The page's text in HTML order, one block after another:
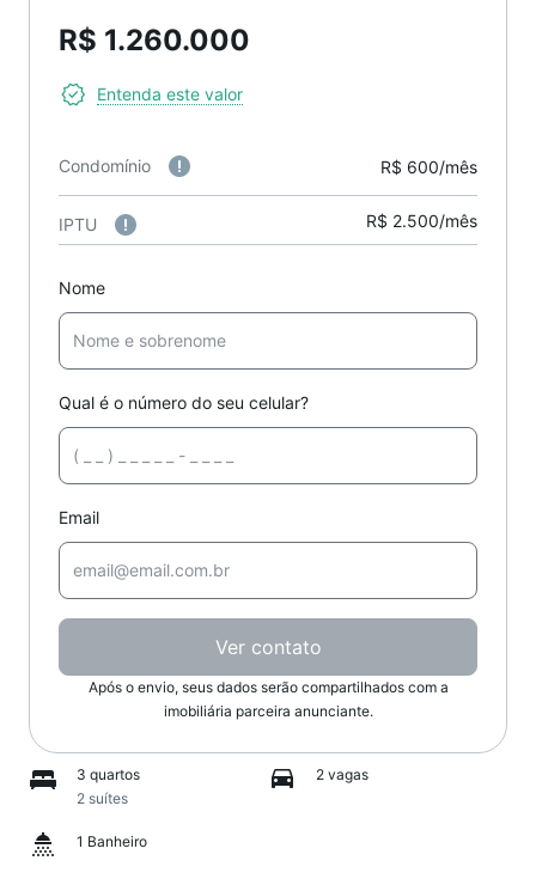
R$ 1.260.000
Entenda este valor
Condomínio R$ 600/mês
IPTU R$ 2.500/mês
Nome
Qual é o número do seu celular?
Email
Ver contato
Após o envio, seus dados serão compartilhados com a
imobiliária parceira anunciante.
3 quartos
2 suítes
2 vagas
1 Banheiro